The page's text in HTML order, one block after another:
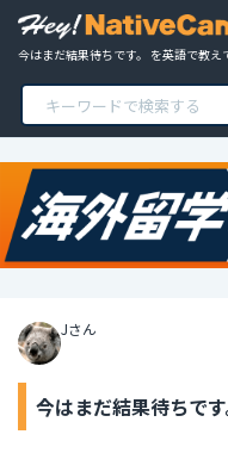
今はまだ結果待ちです。 を英語で教え
Jさん
今はまだ結果待ちで